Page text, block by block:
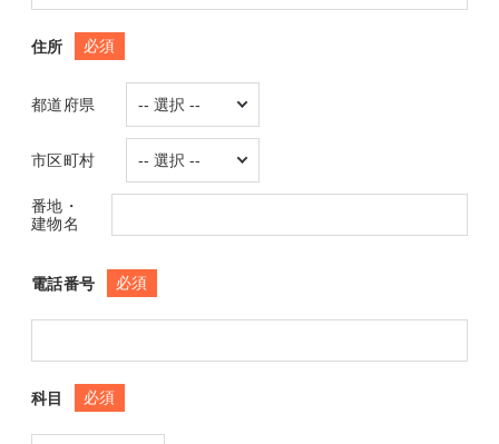
住所 必須
都道府県
市区町村
番地・
建物名
電話番号 必須
科目 必須